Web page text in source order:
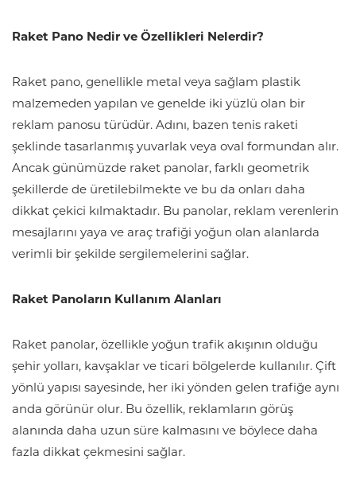
Raket Pano Nedir ve Özellikleri Nelerdir?
Raket pano, genellikle metal veya sağlam plastik
malzemeden yapılan ve genelde iki yüzlü olan bir
reklam panosu türüdür. Adını, bazen tenis raketi
şeklinde tasarlanmış yuvarlak veya oval formundan alır.
Ancak günümüzde raket panolar, farklı geometrik
şekillerde de üretilebilmekte ve bu da onları daha
dikkat çekici kılmaktadır. Bu panolar, reklam verenlerin
mesajlarını yaya ve araç trafiği yoğun olan alanlarda
verimli bir şekilde sergilemelerini sağlar.
Raket Panoların Kullanım Alanları
Raket panolar, özellikle yoğun trafik akışının olduğu
şehir yolları, kavşaklar ve ticari bölgelerde kullanılır. Çift
yönlü yapısı sayesinde, her iki yönden gelen trafiğe aynı
anda görünür olur. Bu özellik, reklamların görüş
alanında daha uzun süre kalmasını ve böylece daha
fazla dikkat çekmesini sağlar.